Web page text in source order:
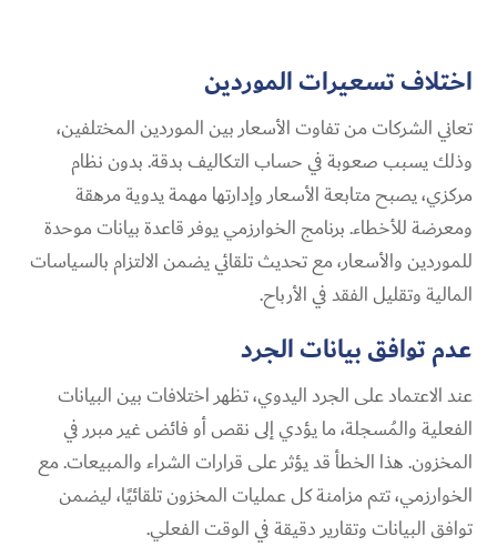
اختلاف تسعيرات الموردين
تعاني الشركات من تفاوت الأسعار بين الموردين المختلفين،
وذلك يسبب صعوبة في حساب التكاليف بدقة. بدون نظام
مركزي، يصبح متابعة الأسعار وإدارتها مهمة يدوية مرهقة
ومعرضة للأخطاء. برنامج الخوارزمي يوفر قاعدة بيانات موحدة
للموردين والأسعار، مع تحديث تلقائي يضمن الالتزام بالسياسات
المالية وتقليل الفقد في الأرباح.
عدم توافق بيانات الجرد
عند الاعتماد على الجرد اليدوي، تظهر اختلافات بين البيانات
الفعلية والمُسجلة، ما يؤدي إلى نقص أو فائض غير مبرر في
المخزون. هذا الخطأ قد يؤثر على قرارات الشراء والمبيعات. مع
الخوارزمي، تتم مزامنة كل عمليات المخزون تلقائيًا، ليضمن
توافق البيانات وتقارير دقيقة في الوقت الفعلي.